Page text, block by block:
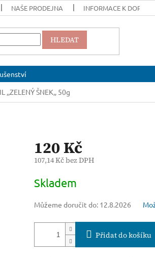
NAŠE PRODEJNA INFORMACE K
HLEDAT
,,ZELENÝ ŠNEK,, 50g
120 Kč
107,14 Kč bez DPH
cena:
Skladem
Můžeme doručit do: 12.8.2026
Přidat do košíku